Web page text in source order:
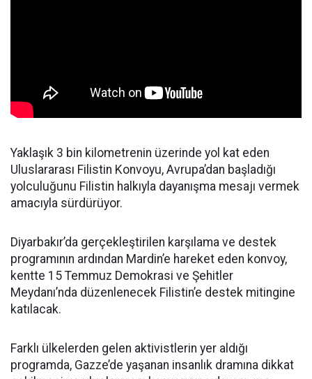
Yaklaşık 3 bin kilometrenin üzerinde yol kat eden
Uluslararası Filistin Konvoyu, Avrupa’dan başladığı
yolculuğunu Filistin halkıyla dayanışma mesajı vermek
amacıyla sürdürüyor.
Diyarbakır’da gerçekleştirilen karşılama ve destek
programının ardından Mardin’e hareket eden konvoy,
kentte 15 Temmuz Demokrasi ve Şehitler
Meydanı’nda düzenlenecek Filistin’e destek mitingine
katılacak.
Farklı ülkelerden gelen aktivistlerin yer aldığı
programda, Gazze’de yaşanan insanlık dramına dikkat